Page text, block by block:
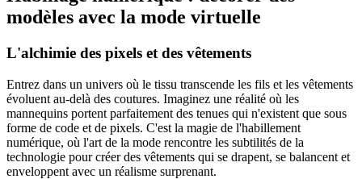
modèles avec la mode virtuelle
L'alchimie des pixels et des vêtements
Entrez dans un univers où le tissu transcende les fils et les vêtements
évoluent au-delà des coutures. Imaginez une réalité où les
mannequins portent parfaitement des tenues qui n'existent que sous
forme de code et de pixels. C'est la magie de l'habillement
numérique, où l'art de la mode rencontre les subtilités de la
technologie pour créer des vêtements qui se drapent, se balancent et
enveloppent avec un réalisme surprenant.